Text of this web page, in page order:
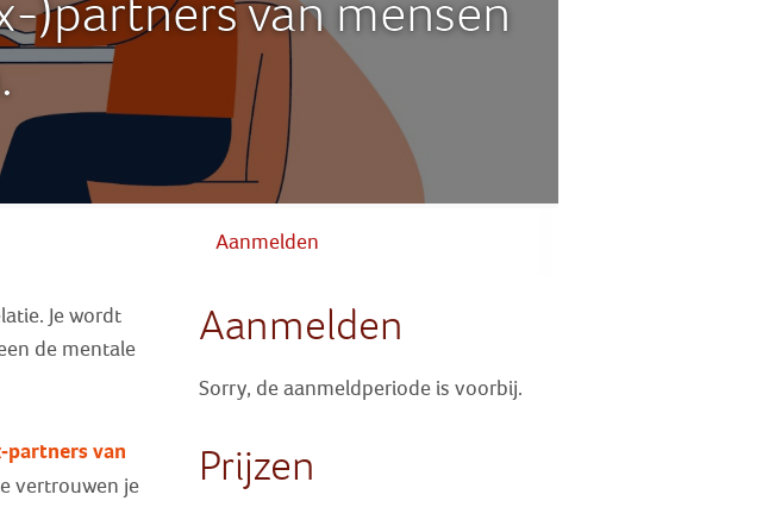
)partners van mensen
Aanmelden
Je wordt
de mentale
partnersvan
vertrouwen je
Aanmelden
Sorry, de aanmeldperiode is voorbij.
Prijzen
Zoek